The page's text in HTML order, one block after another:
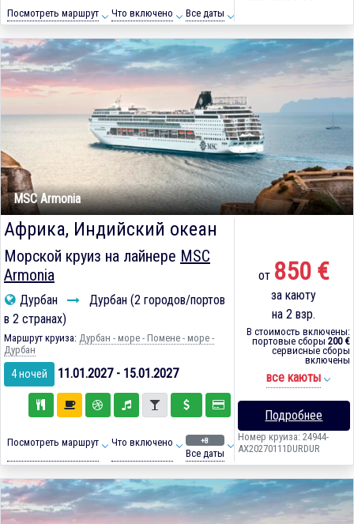
Посмотреть маршрут Что включено Все даты
MSC Armonia
Африка, Индийский океан
Морской круиз на лайнере MSC
Armonia
Дурбан
Дурбан (2 городов/портов
в 2 странах)
Маршрут круиза: Дурбан - море - Помене - море -
Дурбан
4 ночей 11.01.2027 - 15.01.2027
Посмотреть маршрут Что включено +8
Все даты
от 850 €
за каюту
на 2 взр.
В стоимость включены:
портовые сборы 200 €
сервисные сборы
включены
все каюты
Подробнее
Номер круиза: 24944-
AX20270111DURDUR